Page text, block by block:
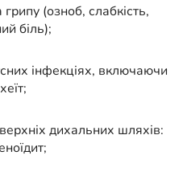
(озноб, слабкість,
біль);
інфекціях, включаючи
дихальних шляхів: